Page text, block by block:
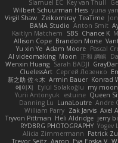
Slamuel EC Key van Thull
Wilbert Schuurman Hess yuna
Virgil Shaw Zeikomiray TeaTime
BAMA Studio Anton Smit
Kaitlyn Matchem
SBS Chance K
Allison Cope Brandon Morse
Yu xin Ye Adam Moore Pascal
AI videomaking Moon 正和 綱嶋
Wenxin Huang Sarah BADJI
CluelessArt Cергей Лозенко
新之助 佐々木 Armin Bauer Konrad
에이지
Eylül Solakoğlu my
Yurii Antonyuk
estuine Queen
Danning Lu LunaLoutre Andre
William Parry Zak Jarvis Axel
Tryvon Pittman Heli Aldridge jerry
RYDBRG PHOTOGRAPHY Yogev
Alicia Zimmermann Patrick
Trevor Seitz Aaron Eva Eoska V